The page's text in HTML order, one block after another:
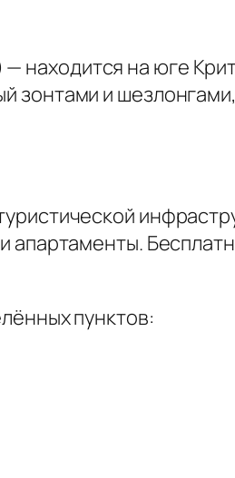
— находится на юге
зонтами и
пунктов: